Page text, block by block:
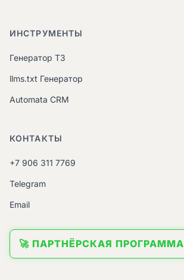
ИНСТРУМЕНТЫ
Генератор ТЗ
llms.txt Генератор
Automata CRM
КОНТАКТЫ
+7 906 311 7769
Telegram
Email
🚀 ПАРТНЁРСКАЯ ПРОГРАММА